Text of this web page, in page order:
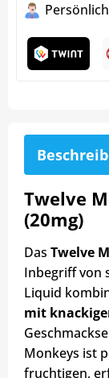
Twelve
(20mg)
Das Twelve
Inbegriff von
Liquid
mit
Monkeys ist
fruchtigen,